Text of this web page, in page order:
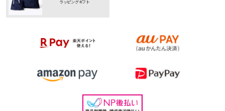
ラッピングギフト